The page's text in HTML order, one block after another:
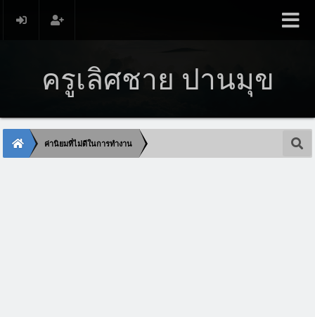
ครูเลิศชาย ปานมุข
ค่านิยมที่ไม่ดีในการทำงาน